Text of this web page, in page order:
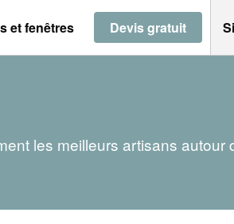
et fenêtres Devis gratuit
les meilleurs artisans autour